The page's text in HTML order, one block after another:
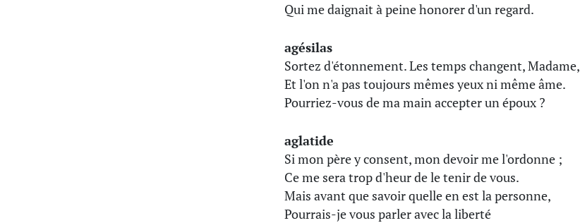
Qui me daignait à peine honorer d'un regard.
agésilas
Sortez d'étonnement. Les temps changent, Madame,
Et l'on n'a pas toujours mêmes yeux ni même âme.
Pourriez-vous de ma main accepter un époux ?
aglatide
Si mon père y consent, mon devoir me l'ordonne ;
Ce me sera trop d'heur de le tenir de vous.
Mais avant que savoir quelle en est la personne,
Pourrais-je vous parler avec la liberté